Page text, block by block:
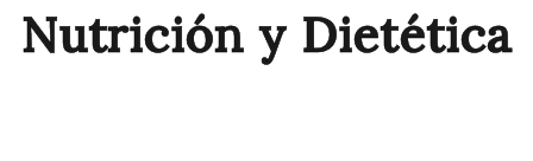
Nutrición y Dietética